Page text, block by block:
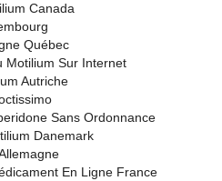
Canada
Québec
Motilium Sur Internet
Autriche
Sans Ordonnance
Danemark
En Ligne France